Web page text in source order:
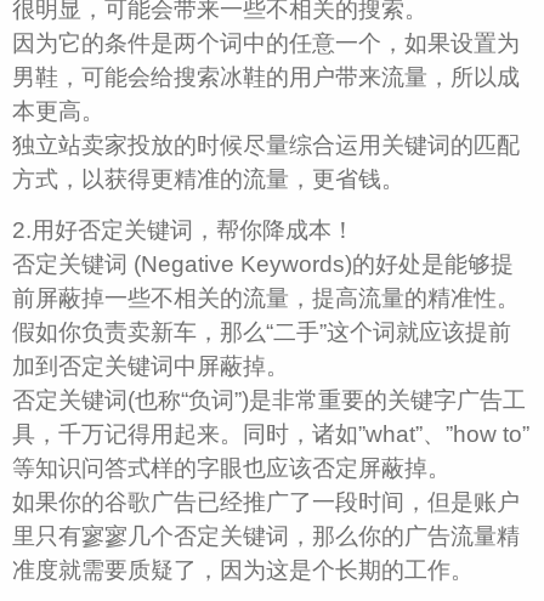
很明显，可能会带来一些不相关的搜索。
因为它的条件是两个词中的任意一个，如果设置为
男鞋，可能会给搜索冰鞋的用户带来流量，所以成
本更高。
独立站卖家投放的时候尽量综合运用关键词的匹配
方式，以获得更精准的流量，更省钱。
2.用好否定关键词，帮你降成本！
否定关键词 (Negative Keywords)的好处是能够提
前屏蔽掉一些不相关的流量，提高流量的精准性。
假如你负责卖新车，那么“二手”这个词就应该提前
加到否定关键词中屏蔽掉。
否定关键词(也称“负词”)是非常重要的关键字广告工
具，千万记得用起来。同时，诸如”what”、”how to”
等知识问答式样的字眼也应该否定屏蔽掉。
如果你的谷歌广告已经推广了一段时间，但是账户
里只有寥寥几个否定关键词，那么你的广告流量精
准度就需要质疑了，因为这是个长期的工作。